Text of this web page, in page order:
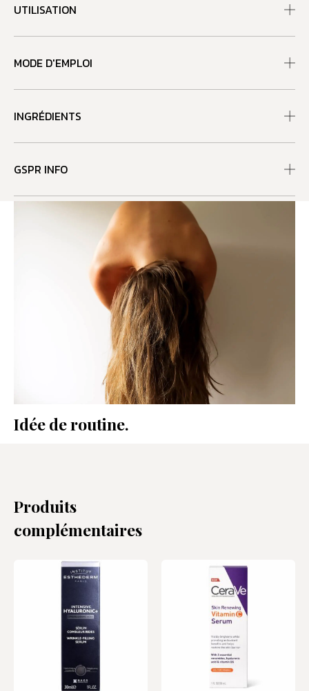
UTILISATION
MODE D'EMPLOI
INGRÉDIENTS
GSPR INFO
RECOMMANDATIONS
Idée de routine.
Produits
complémentaires